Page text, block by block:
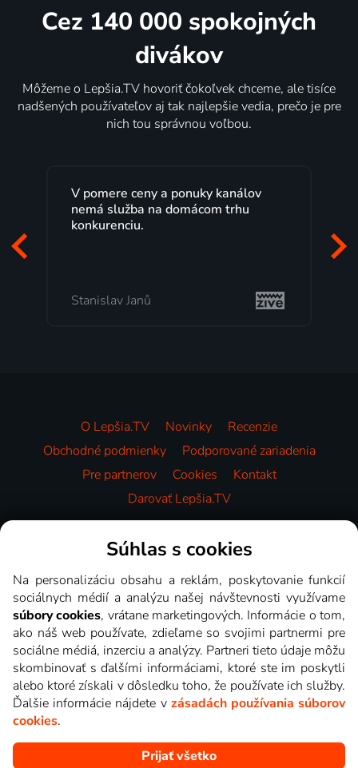
Cez 140 000 spokojných
divákov
Môžeme o Lepšia.TV hovoriť čokoľvek chceme, ale tisíce
nadšených používateľov aj tak najlepšie vedia, prečo je pre
nich tou správnou voľbou.
Lepšia.TV sledujem už niekoľko
rokov s maximálnou spokojnosťou.
Veľký výber programov a možnosť
Milada Tomešová
O Lepšia.TV Novinky
Recenzie
Obchodné podmienky
Podporované zariadenia
Pre partnerov
Cookies
Kontakt
Darovať Lepšia.TV
Videotéka
Copyright © goNET s.r.o. Na tomto webe sú zobrazované obrázky
Súhlas s cookies
Na personalizáciu obsahu a reklám, poskytovanie funkcií
sociálnych médií a analýzu našej návštevnosti využívame
súbory cookies, vrátane marketingových. Informácie o tom,
ako náš web používate, zdieľame so svojimi partnermi pre
sociálne médiá, inzerciu a analýzy. Partneri tieto údaje môžu
skombinovať s ďalšími informáciami, ktoré ste im poskytli
alebo ktoré získali v dôsledku toho, že používate ich služby.
Ďalšie informácie nájdete v zásadách používania súborov
cookies.
Prijať všetko